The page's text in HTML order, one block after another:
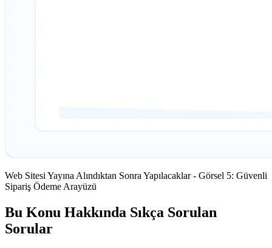
Web Sitesi Yayına Alındıktan Sonra Yapılacaklar - Görsel 5: Güvenli
Sipariş Ödeme Arayüzü
Bu Konu Hakkında Sıkça Sorulan
Sorular